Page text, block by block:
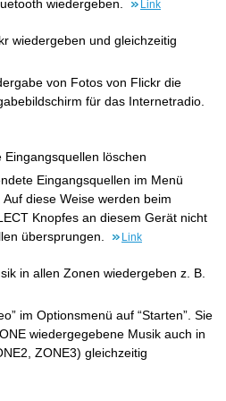
wiedergeben. Link
wiedergeben und gleichzeitig
von Fotos von Flickr die
für das Internetradio.
löschen
Eingangsquellen im Menü
Auf diese Weise werden beim
Knopfes an diesem Gerät nicht
übersprungen.
Link
in allen Zonen wiedergeben z. B.
im Optionsmenü auf “Starten”. Sie
wiedergegebene Musik auch in
ZONE3) gleichzeitig